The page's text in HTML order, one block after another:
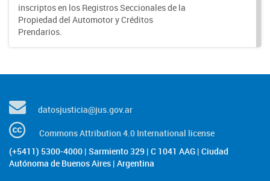
inscriptos en los Registros Seccionales de la
Propiedad del Automotor y Créditos
Prendarios.
datosjusticia@jus.gov.ar
Commons Attribution 4.0 International license
(+5411) 5300-4000 | Sarmiento 329 | C 1041 AAG | Ciudad
Autónoma de Buenos Aires | Argentina